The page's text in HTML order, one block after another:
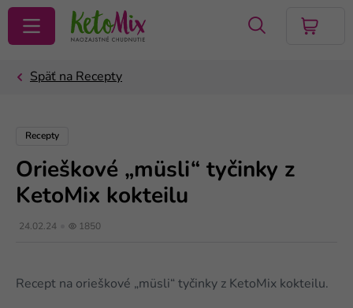
VYHĽADAŤ
Recepty
Orieškové „müsli“ tyčinky z
KetoMix kokteilu
24.02.24 1850
Recept na orieškové „müsli“ tyčinky z KetoMix kokteilu.